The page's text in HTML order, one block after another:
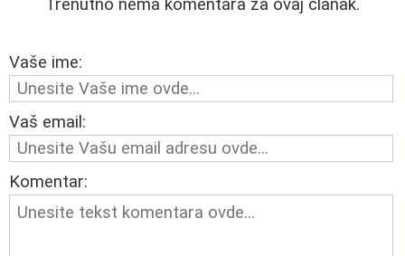
Trenutno nema komentara za ovaj članak.
Vaše ime:
Vaš email:
Komentar: